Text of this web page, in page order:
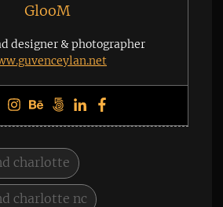
GlooM
designer & photographer
charlotte
charlotte nc